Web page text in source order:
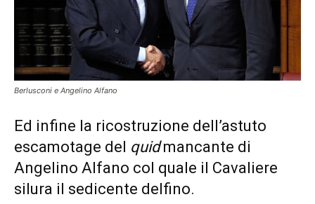
Berlusconi e Angelino Alfano
Ed infine la ricostruzione dell’astuto
escamotage del quidmancante di
Angelino Alfano col quale il Cavaliere
silura il sedicente delfino.